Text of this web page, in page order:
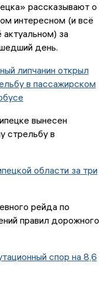
рассказывают о
интересном (и всё
за
день.
липчанин открыл
в пассажирском
вынесен
стрельбу в
области за три
рейда по
правил дорожного
спор на 8,6